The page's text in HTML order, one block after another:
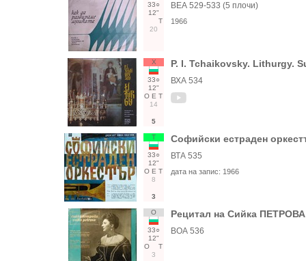
33○
12"
Т
20
ВЕА 529-533 (5 плочи)
1966
Х
33○
12"
О Е Т
14
5
P. I. Tchaikovsky. Lithurgy.
ВХА 534
Т
33○
12"
О Е Т
8
3
Софийски естраден
ВТА 535
дата на запис: 1966
О
33○
12"
О
Т
3
Рецитал на Сийка
ВОА 536